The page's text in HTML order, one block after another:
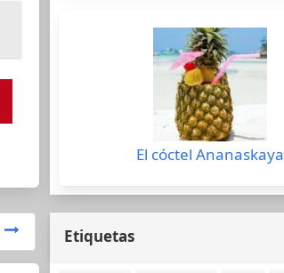
El cóctel Ananaskaya
Etiquetas